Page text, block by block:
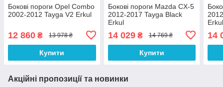
Бокові пороги Opel Combo
2002-2012 Tayga V2 Erkul
12 860 ₴ 13 978 ₴
Купити
Бокові пороги Mazda CX-5
2012-2017 Tayga Black
Erkul
14 029₴ 14 769 ₴
Купити
14
Акційні пропозиції та новинки